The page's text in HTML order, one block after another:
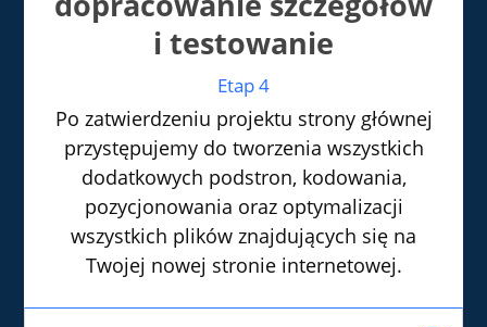
i testowanie
Etap 4
Po zatwierdzeniu projektu strony głównej
przystępujemy do tworzenia wszystkich
dodatkowych podstron, kodowania,
pozycjonowania oraz optymalizacji
wszystkich plików znajdujących się na
Twojej nowej stronie internetowej.